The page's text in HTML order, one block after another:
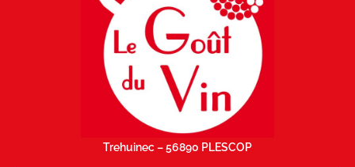
Trehuinec – 56890 PLESCOP